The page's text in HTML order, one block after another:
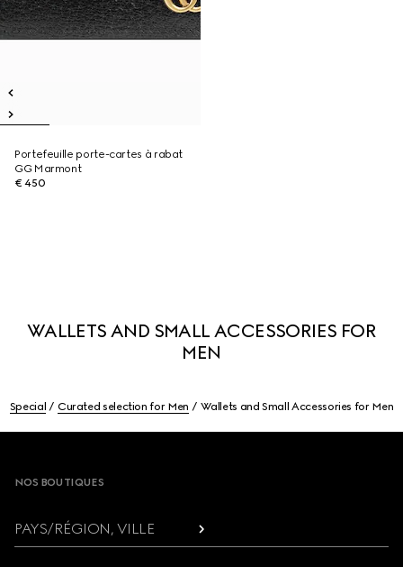
Portefeuille porte-cartes à rabat
GG Marmont
€ 450
WALLETS AND SMALL ACCESSORIES FOR
MEN
Special Curated selection for Men Wallets and Small Accessories for Men
NOS BOUTIQUES
PAYS/RÉGION, VILLE